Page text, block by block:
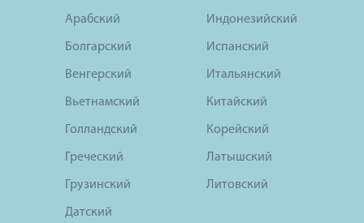
Арабский
Болгарский
Венгерский
Вьетнамский
Голландский
Греческий
Грузинский
Датский
Индонезийский
Испанский
Итальянский
Китайский
Корейский
Латышский
Литовский